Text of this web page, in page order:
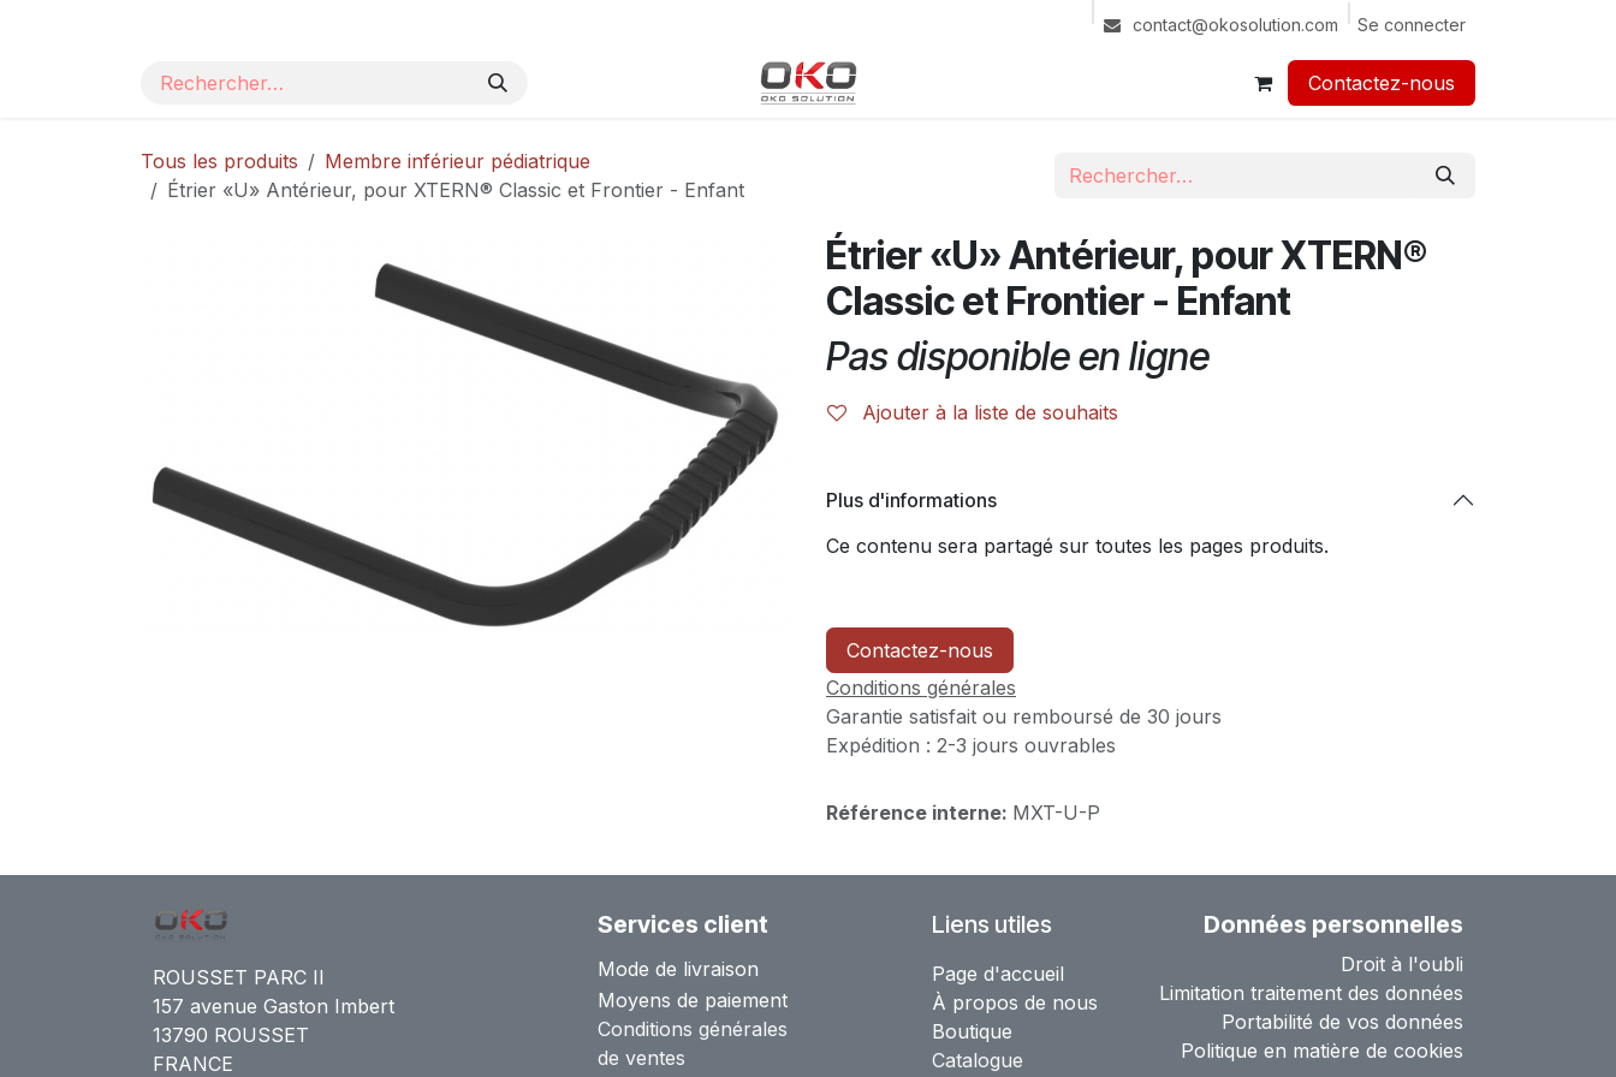
contact@okosolution.com Se connecter
Contactez-nous​​
Tous les produits
Membre inférieur pédiatrique
Étrier «U» Antérieur, pour XTERN® Classic et Frontier - Enfant
Étrier «U» Antérieur, pour XTERN®
Classic et Frontier - Enfant
Pas disponible en ligne
Ajouter à la liste de souhaits
Plus d'informations
Ce contenu sera partagé sur toutes les pages produits.
Contactez-nous
Conditions générales
Garantie satisfait ou remboursé de 30 jours
Expédition : 2-3 jours ouvrables
Référence interne: MXT-U-P
ROUSSET PARC II
157 avenue Gaston Imbert
13790 ROUSSET
FRANCE
Données personnelles
Droit à l'oubli
Limitation traitement des données
Portabilité de vos données
Politique en matière de cookies
Services client
Mode de livraison
Moyens de paiement
Conditions générales
de ventes
Liens utiles
Page d'accueil
À propos de nous
Boutique
Catalogue